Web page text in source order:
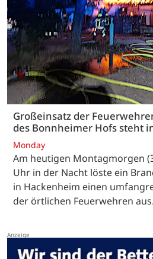
Großeinsatz der
des Bonnheimer Hofs steht
Monday
Am heutigen Montagmorgen
Uhr in der Nacht löste ein
in Hackenheim einen
der örtlichen Feuerwehren aus.